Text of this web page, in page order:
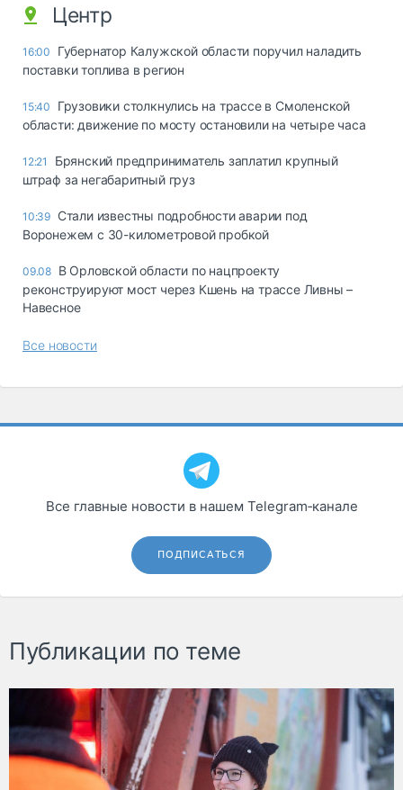
Центр
16:00
Губернатор Калужской области поручил наладить
поставки топлива в регион
15:40
Грузовики столкнулись на трассе в Смоленской
области: движение по мосту остановили на четыре часа
12:21
Брянский предприниматель заплатил крупный
штраф за негабаритный груз
10:39 Стали известны подробности аварии под
Воронежем с 30-километровой пробкой
09.08 В Орловской области по нацпроекту
реконструируют мост через Кшень на трассе Ливны –
Навесное
Все новости
Все главные новости в нашем Telegram‑канале
ПОДПИСАТЬСЯ
Публикации по теме